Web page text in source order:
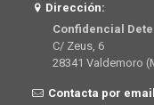
Dirección:
Confidencial
C/ Zeus, 6
28341 Valdemoro
Contacta por